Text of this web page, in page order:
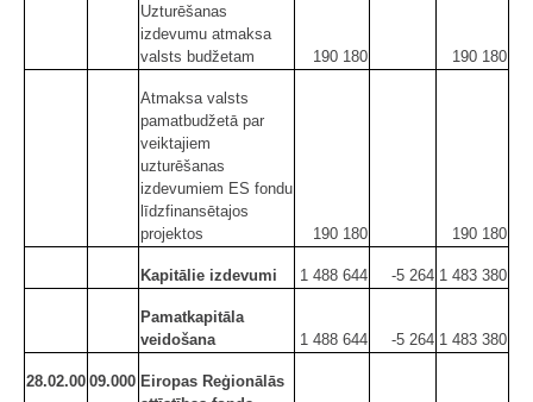
Uzturēšanas
izdevumu atmaksa
valsts budžetam
190 180 190 180
Atmaksa valsts
pamatbudžetā par
veiktajiem
uzturēšanas
izdevumiem ES fondu
līdzfinansētajos
projektos
190 180 190 180
Kapitālie izdevumi 1 488 644 -5 264 1 483 380
Pamatkapitāla
veidošana
1 488 644 -5 264 1 483 380
28.02.00 09.000 Eiropas Reģionālās